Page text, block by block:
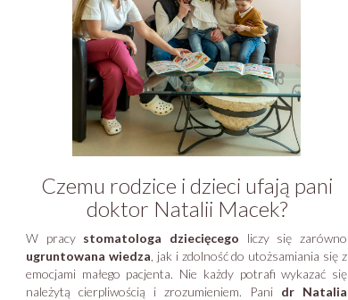
Czemu rodzice i dzieci ufają pani
doktor Natalii Macek?
W pracy stomatologa dziecięcego liczy się zarówno
ugruntowana wiedza , jak i zdolność do utożsamiania się z
emocjami małego pacjenta. Nie każdy potrafi wykazać się
należytą cierpliwością i zrozumieniem. Pani dr Natalia